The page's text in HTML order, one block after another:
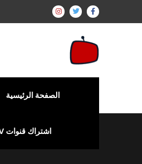
الصفحة الرئيسية
اشتراك قنوات IPTV